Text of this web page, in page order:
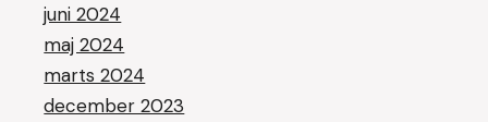
juni 2024
maj 2024
marts 2024
december 2023